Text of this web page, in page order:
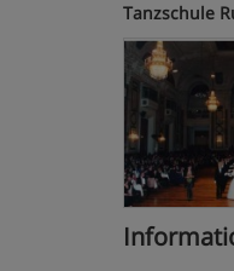
Tanzschule